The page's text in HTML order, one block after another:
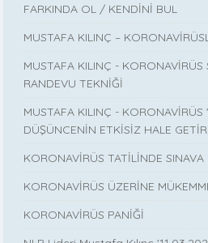
FARKINDA OL / KENDİNİ BUL
MUSTAFA KILINÇ –
MUSTAFA KILINÇ - KORONAVİRÜS
RANDEVU TEKNİĞİ
MUSTAFA KILINÇ -
DÜŞÜNCENİN ETKİSİZ HALE
KORONAVİRÜS TATİLİNDE SINAVA
KORONAVİRÜS ÜZERİNE
KORONAVİRÜS PANİĞİ